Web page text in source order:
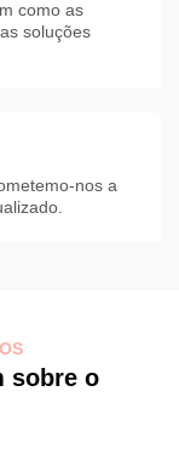
como as
soluções
nos a
sobre o